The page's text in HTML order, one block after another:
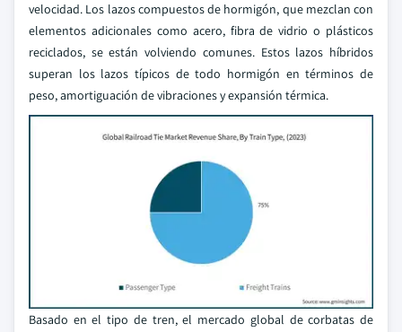
velocidad. Los lazos compuestos de hormigón, que mezclan con
elementos adicionales como acero, fibra de vidrio o plásticos
reciclados, se están volviendo comunes. Estos lazos híbridos
superan los lazos típicos de todo hormigón en términos de
peso, amortiguación de vibraciones y expansión térmica.
Basado en el tipo de tren, el mercado global de corbatas de